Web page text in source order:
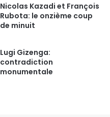
Nicolas Kazadi et François
Rubota: le onzième coup
de minuit
Lugi Gizenga:
contradiction
monumentale